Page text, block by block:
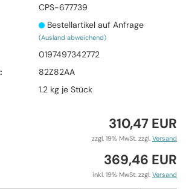
CPS-677739
Bestellartikel auf Anfrage
(Ausland abweichend)
0197497342772
82Z82AA
1.2 kg je Stück
310,47 EUR
zzgl. 19% MwSt. zzgl. Versand
369,46 EUR
inkl. 19% MwSt. zzgl. Versand